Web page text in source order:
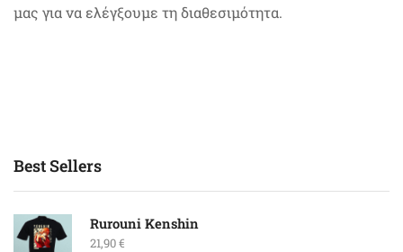
μας για να ελέγξουμε τη διαθεσιμότητα.
Best Sellers
Rurouni Kenshin
21,90€